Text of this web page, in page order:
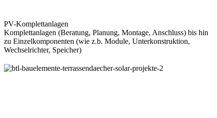
PV-Komplettanlagen
Komplettanlagen (Beratung, Planung, Montage, Anschluss) bis hin
zu Einzelkomponenten (wie z.b. Module, Unterkonstruktion,
Wechselrichter, Speicher)